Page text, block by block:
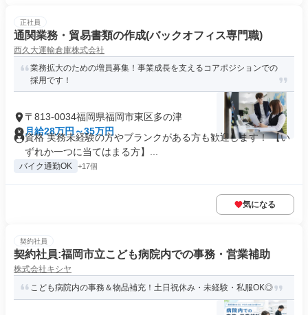
正社員
通関業務・貿易書類の作成(バックオフィス専門職)
西久大運輸倉庫株式会社
業務拡大のための増員募集！事業成長を支えるコアポジションでの
採用です！
〒813-0034福岡県福岡市東区多の津
月給28万円～35万円
資格 実務未経験の方やブランクがある方も歓迎します！ 【い
ずれか一つに当てはまる方】...
バイク通勤OK +17個
気になる
契約社員
契約社員:福岡市立こども病院内での事務・営業補助
株式会社キシヤ
こども病院内の事務＆物品補充！土日祝休み・未経験・私服OK◎